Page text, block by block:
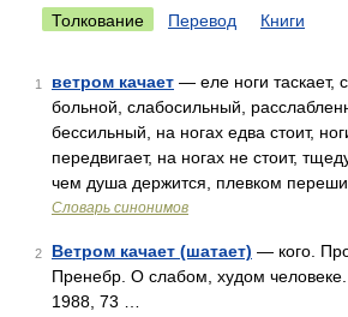
Толкование Перевод Книги
1 ветром качает — еле ноги таскает,
больной, слабосильный,
бессильный, на ногах едва стоит,
передвигает, на ногах не стоит,
чем душа держится, плевком
Словарь синонимов
2 Ветром качает (шатает) — кого.
Пренебр. О слабом, худом
1988, 73 …